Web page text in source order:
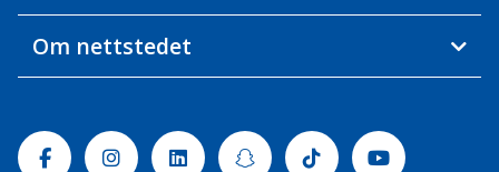
Om nettstedet
FacebookInstagramLinkedinSnapchatTiktok Youtube